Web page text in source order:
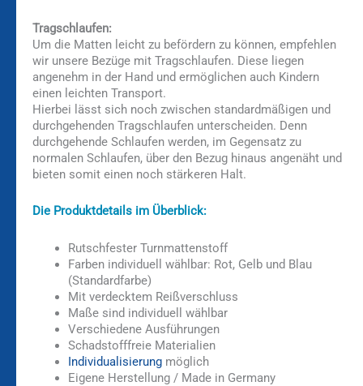
Tragschlaufen:
Um die Matten leicht zu befördern zu können, empfehlen
wir unsere Bezüge mit Tragschlaufen. Diese liegen
angenehm in der Hand und ermöglichen auch Kindern
einen leichten Transport.
Hierbei lässt sich noch zwischen standardmäßigen und
durchgehenden Tragschlaufen unterscheiden. Denn
durchgehende Schlaufen werden, im Gegensatz zu
normalen Schlaufen, über den Bezug hinaus angenäht und
bieten somit einen noch stärkeren Halt.
Die Produktdetails im Überblick:
Rutschfester Turnmattenstoff
Farben individuell wählbar: Rot, Gelb und Blau
(Standardfarbe)
Mit verdecktem Reißverschluss
Maße sind individuell wählbar
Verschiedene Ausführungen
Schadstofffreie Materialien
Individualisierungmöglich
Eigene Herstellung / Made in Germany